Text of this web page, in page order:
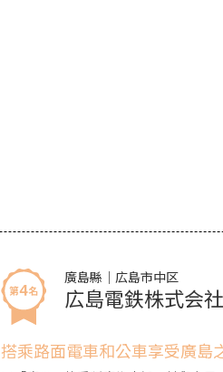
廣島縣｜広島市中区
広島電鉄株式会社
搭乘路面電車和公車享受廣島